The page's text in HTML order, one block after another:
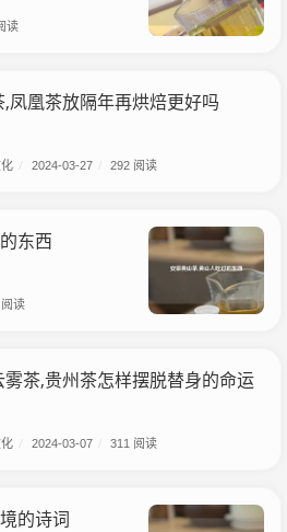
读
,凤凰茶放隔年再烘焙更好吗
2024-03-27 292 阅读
东西
读
雾茶,贵州茶怎样摆脱替身的命运
2024-03-07 311 阅读
的诗词